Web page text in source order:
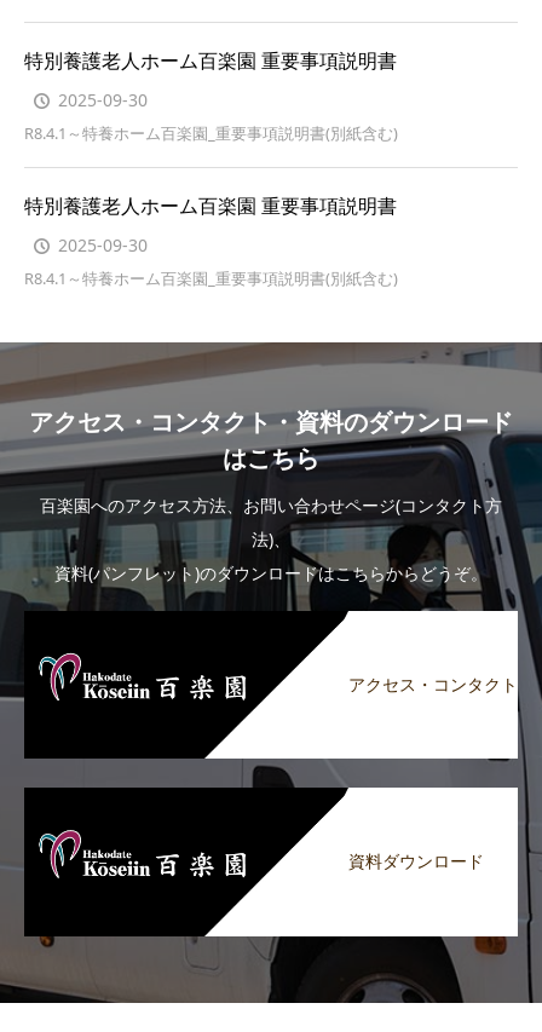
特別養護老人ホーム百楽園 重要事項説明書
2025-09-30
R8.4.1～特養ホーム百楽園_重要事項説明書(別紙含む)
特別養護老人ホーム百楽園 重要事項説明書
2025-09-30
R8.4.1～特養ホーム百楽園_重要事項説明書(別紙含む)
アクセス・コンタクト・資料のダウンロード
はこちら
百楽園へのアクセス方法、お問い合わせページ(コンタクト方
法)、
資料(パンフレット)のダウンロードはこちらからどうぞ。
アクセス・コンタクト
資料ダウンロード